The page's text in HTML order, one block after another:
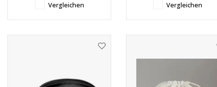
Vergleichen Vergleichen